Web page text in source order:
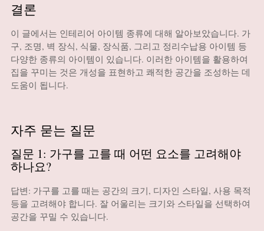
결론
이 글에서는 인테리어 아이템 종류에 대해 알아보았습니다. 가
구, 조명, 벽 장식, 식물, 장식품, 그리고 정리수납용 아이템 등
다양한 종류의 아이템이 있습니다. 이러한 아이템을 활용하여
집을 꾸미는 것은 개성을 표현하고 쾌적한 공간을 조성하는 데
도움이 됩니다.
자주 묻는 질문
질문 1: 가구를 고를 때 어떤 요소를 고려해야
하나요?
답변: 가구를 고를 때는 공간의 크기, 디자인 스타일, 사용 목적
등을 고려해야 합니다. 잘 어울리는 크기와 스타일을 선택하여
공간을 꾸밀 수 있습니다.